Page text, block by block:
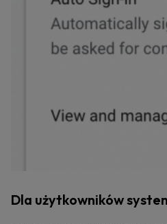
Dla użytkowników